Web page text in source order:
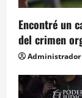
Encontré un
del crimen
Administrador